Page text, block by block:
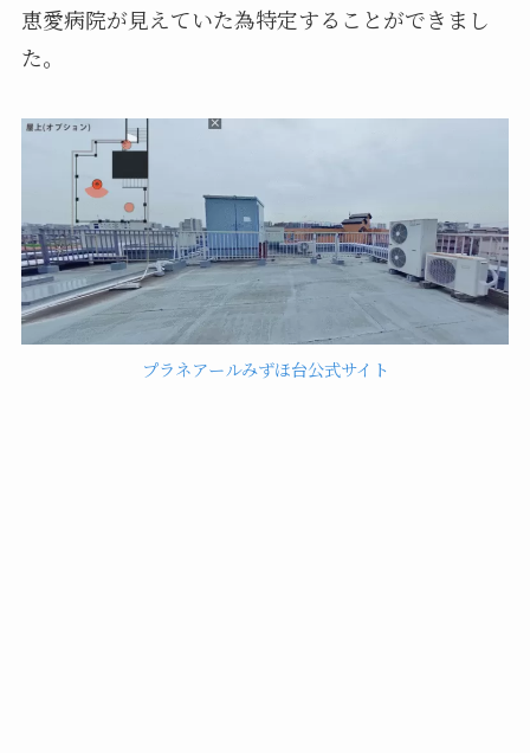
恵愛病院が見えていた為特定することができまし
た。
プラネアールみずほ台公式サイト